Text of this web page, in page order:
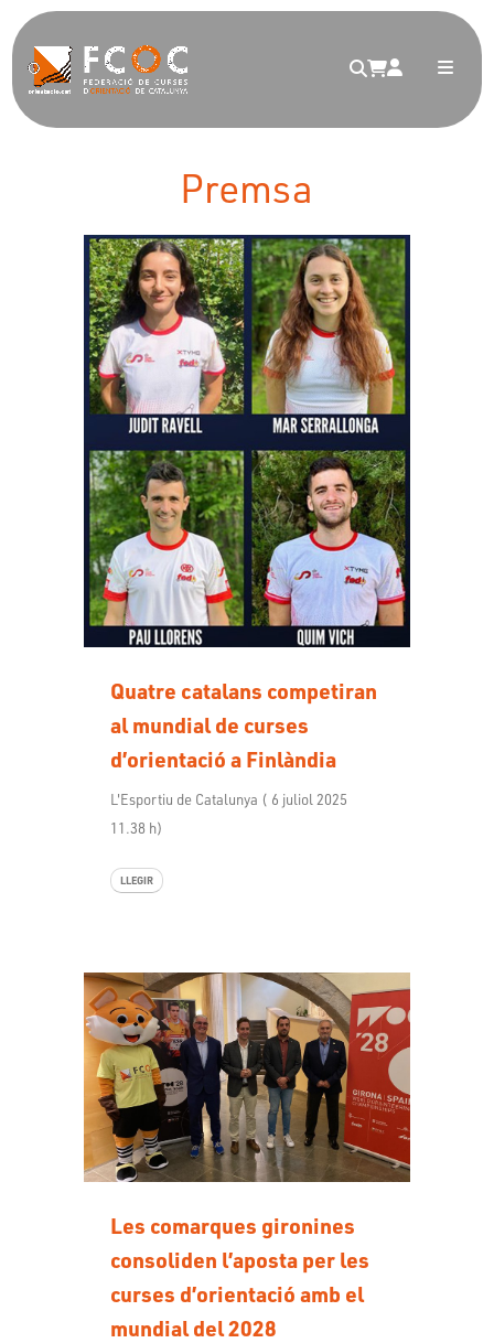
Premsa
Quatre catalans competiran
al mundial de curses
d’orientació a Finlàndia
L'Esportiu de Catalunya ( 6 juliol 2025
11.38 h)
LLEGIR
Les comarques gironines
consoliden l’aposta per les
curses d’orientació amb el
mundial del 2028